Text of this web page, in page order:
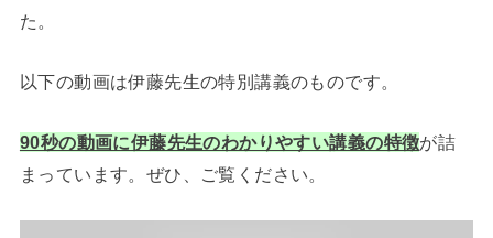
た。
以下の動画は伊藤先生の特別講義のものです。
90秒の動画に伊藤先生のわかりやすい講義の特徴が詰
まっています。ぜひ、ご覧ください。